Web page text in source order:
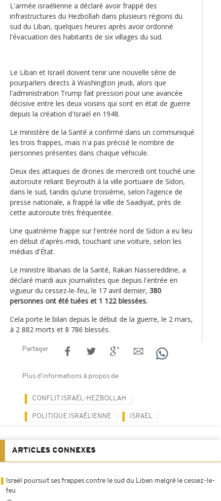
L'armée israélienne a déclaré avoir frappé des
infrastructures du Hezbollah dans plusieurs régions du
sud du Liban, quelques heures après avoir ordonné
l'évacuation des habitants de six villages du sud.
Le Liban et Israël doivent tenir une nouvelle série de
pourparlers directs à Washington jeudi, alors que
l'administration Trump fait pression pour une avancée
décisive entre les deux voisins qui sont en état de guerre
depuis la création d'Israël en 1948.
Le ministère de la Santé a confirmé dans un communiqué
les trois frappes, mais n'a pas précisé le nombre de
personnes présentes dans chaque véhicule.
Deux des attaques de drones de mercredi ont touché une
autoroute reliant Beyrouth à la ville portuaire de Sidon,
dans le sud, tandis qu’une troisième, selon l’agence de
presse nationale, a frappé la ville de Saadiyat, près de
cette autoroute très fréquentée.
Une quatrième frappe sur l'entrée nord de Sidon a eu lieu
en début d'après-midi, touchant une voiture, selon les
médias d'État.
Le ministre libanais de la Santé, Rakan Nassereddine, a
déclaré mardi aux journalistes que depuis l'entrée en
vigueur du cessez-le-feu, le 17 avril dernier, 380
personnes ont été tuées et 1 122 blessées.
Cela porte le bilan depuis le début de la guerre, le 2 mars,
à 2 882 morts et 8 786 blessés.
Partager
Plus d'informations à propos de
CONFLIT ISRAËL-HEZBOLLAH
POLITIQUE ISRAÉLIENNE ISRAËL
ARTICLES CONNEXES
Israël poursuit ses frappes contre le sud du Liban malgré le cessez-le-
feu